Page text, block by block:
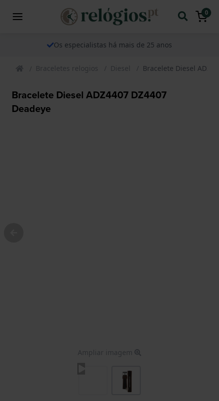
0
Os especialistas há mais de 25 anos
Braceletes relogios Diesel Bracelete Diesel
Bracelete Diesel ADZ4407 DZ4407
Deadeye
Ampliar imagem